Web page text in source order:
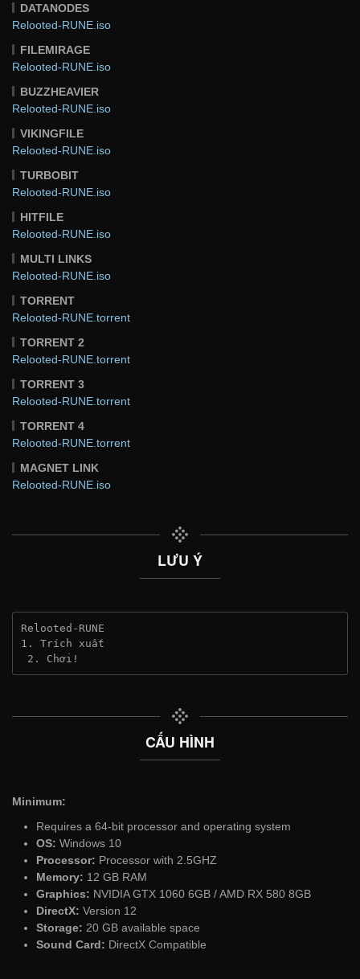
DATANODES
Relooted-RUNE.iso
FILEMIRAGE
Relooted-RUNE.iso
BUZZHEAVIER
Relooted-RUNE.iso
VIKINGFILE
Relooted-RUNE.iso
TURBOBIT
Relooted-RUNE.iso
HITFILE
Relooted-RUNE.iso
MULTI LINKS
Relooted-RUNE.iso
TORRENT
Relooted-RUNE.torrent
TORRENT 2
Relooted-RUNE.torrent
TORRENT 3
Relooted-RUNE.torrent
TORRENT 4
Relooted-RUNE.torrent
MAGNET LINK
Relooted-RUNE.iso
LƯU Ý
Relooted-RUNE
1. Trích xuất
2. Chơi!
CẤU HÌNH
Minimum:
Requires a 64-bit processor and operating system
OS: Windows 10
Processor: Processor with 2.5GHZ
Memory: 12 GB RAM
Graphics: NVIDIA GTX 1060 6GB / AMD RX 580 8GB
DirectX: Version 12
Storage: 20 GB available space
Sound Card: DirectX Compatible